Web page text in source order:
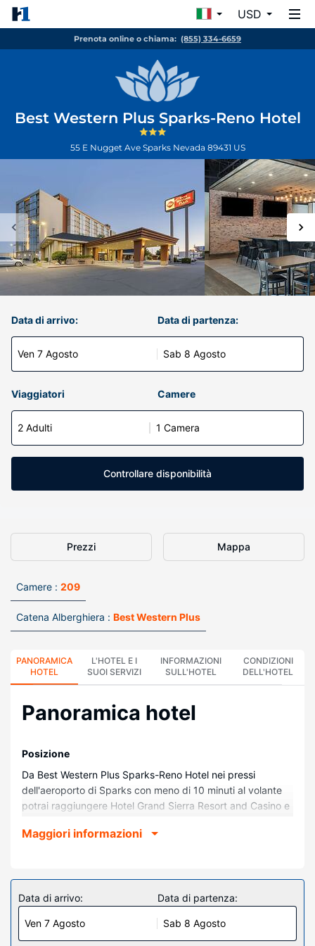
USD
Prenota online o chiama: (855) 334-6659
Best Western Plus Sparks-Reno Hotel
55 E Nugget Ave Sparks Nevada 89431 US
Data di arrivo:
Ven 7 Agosto
Data di partenza:
Sab 8 Agosto
Viaggiatori Camere
2 Adulti 1 Camera
Controllare disponibilità
Prezzi Mappa
Camere : 209
Catena Alberghiera : Best Western Plus
PANORAMICA
HOTEL
L'HOTEL E I
SUOI SERVIZI
INFORMAZIONI
SULL'HOTEL
CONDIZIONI
DELL'HOTEL
Panoramica hotel
Posizione
Da Best Western Plus Sparks-Reno Hotel nei pressi
dell'aeroporto di Sparks con meno di 10 minuti al volante
potrai raggiungere Hotel Grand Sierra Resort and Casino e
da Hotel e Casinò Peppermill e 7,2 km da National Bowling
Rilassati in una delle 209 camere con aria condizionata
della struttura, completa di frigorifero e microonde.
Riposati su un comodo letto con materasso a doppio strato
e biancheria da letto di alta qualità. La TV LCD da 60
Maggiori informazioni
Data di arrivo:
Ven 7 Agosto
Data di partenza:
Sab 8 Agosto